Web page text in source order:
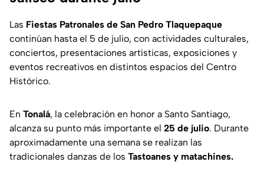
Las Fiestas Patronales de San Pedro Tlaquepaque
continúan hasta el 5 de julio, con actividades culturales,
conciertos, presentaciones artísticas, exposiciones y
eventos recreativos en distintos espacios del Centro
Histórico.
En Tonalá, la celebración en honor a Santo Santiago,
alcanza su punto más importante el 25 de julio. Durante
aproximadamente una semana se realizan las
tradicionales danzas de los Tastoanes y matachines.